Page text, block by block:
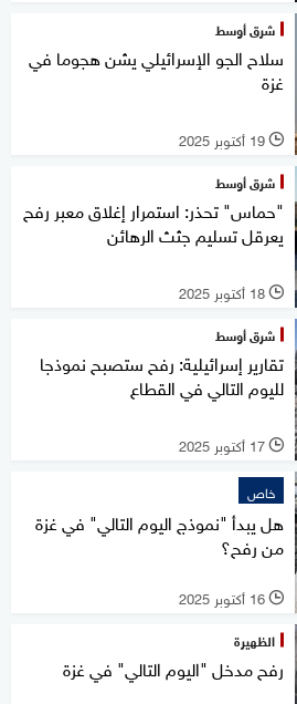
شرق أوسط
سلاح الجو الإسرائيلي يشن هجوما في
غزة
l 19 أكتوبر 2025
شرق أوسط
"حماس" تحذر: استمرار إغلاق معبر رفح
يعرقل تسليم جثث الرهائن
l 18 أكتوبر 2025
شرق أوسط
تقارير إسرائيلية: رفح ستصبح نموذجا
لليوم التالي في القطاع
l 17 أكتوبر 2025
خاص
هل يبدأ "نموذج اليوم التالي" في غزة
من رفح؟
l 16 أكتوبر 2025
الظهيرة
رفح مدخل "اليوم التالي" في غزة